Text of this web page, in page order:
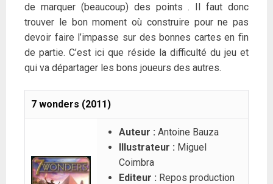
de marquer (beaucoup) des points . Il faut donc
trouver le bon moment où construire pour ne pas
devoir faire l’impasse sur des bonnes cartes en fin
de partie. C’est ici que réside la difficulté du jeu et
qui va départager les bons joueurs des autres.
7 wonders (2011)
Auteur : Antoine Bauza
Illustrateur : Miguel
Coimbra
Editeur : Repos production